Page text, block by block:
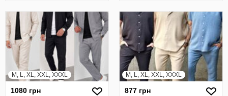
M, L, XL, XXL, XXXL
1080 грн
M, L, XL, XXL, XXXL
877 грн